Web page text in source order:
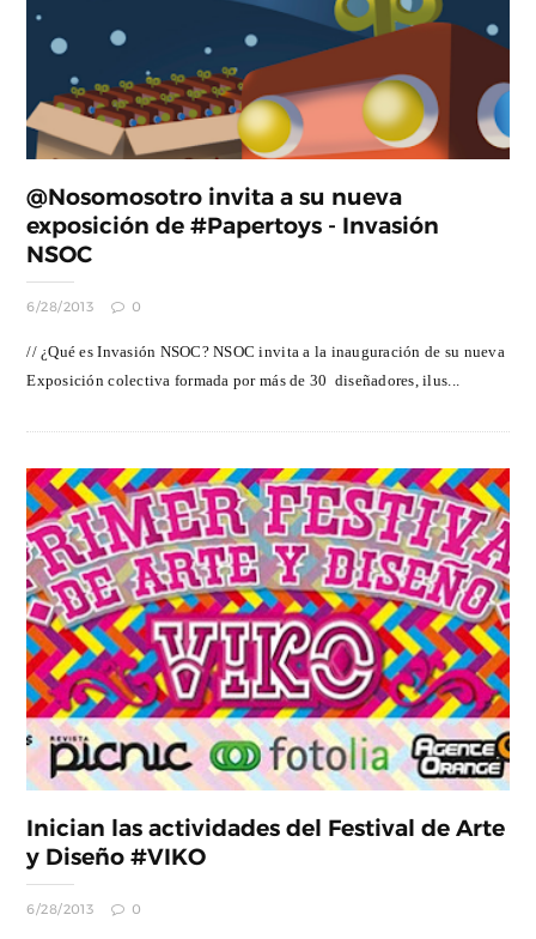
@Nosomosotro invita a su nueva
exposición de #Papertoys - Invasión
NSOC
6/28/2013 0
// ¿Qué es Invasión NSOC? NSOC invita a la inauguración de su nueva
Exposición colectiva formada por más de 30 diseñadores, ilus...
Inician las actividades del Festival de Arte
y Diseño #VIKO
6/28/2013 0